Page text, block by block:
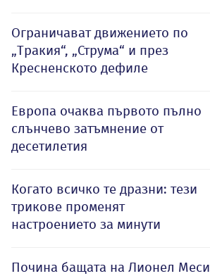
Ограничават движението по
„Тракия“, „Струма“ и през
Кресненското дефиле
Европа очаква първото пълно
слънчево затъмнение от
десетилетия
Когато всичко те дразни: тези
трикове променят
настроението за минути
Почина бащата на Лионел Меси